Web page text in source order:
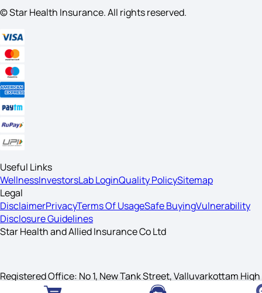
© Star Health Insurance. All rights reserved.
Useful Links
WellnessInvestorsLab LoginQuality PolicySitemap
Legal
DisclaimerPrivacyTerms Of UsageSafe BuyingVulnerability
Disclosure Guidelines
Star Health and Allied Insurance Co Ltd
Registered Office: No 1, New Tank Street, Valluvarkottam High
Road, Nungambakkam, Chennai 600034